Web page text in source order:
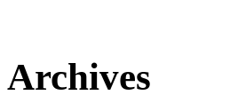
Archives